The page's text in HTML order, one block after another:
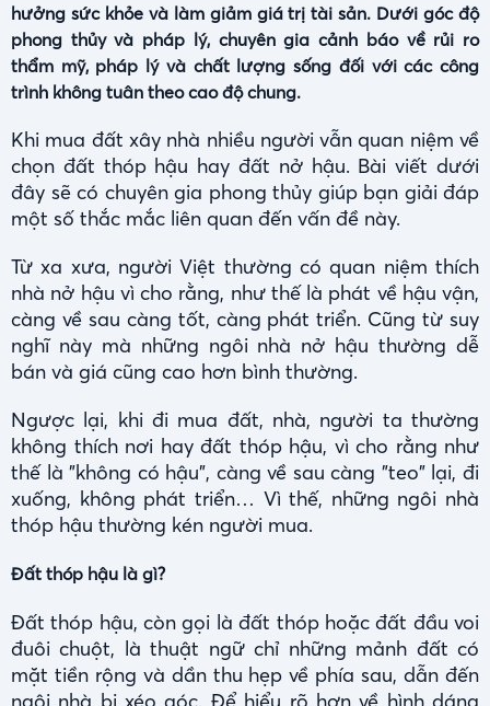
hưởng sức khỏe và làm giảm giá trị tài sản. Dưới góc độ
phong thủy và pháp lý, chuyên gia cảnh báo về rủi ro
thẩm mỹ, pháp lý và chất lượng sống đối với các công
trình không tuân theo cao độ chung.
Khi mua đất xây nhà nhiều người vẫn quan niệm về
chọn đất thóp hậu hay đất nở hậu. Bài viết dưới
đây sẽ có chuyên gia phong thủy giúp bạn giải đáp
một số thắc mắc liên quan đến vấn đề này.
Từ xa xưa, người Việt thường có quan niệm thích
nhà nở hậu vì cho rằng, như thế là phát về hậu vận,
càng về sau càng tốt, càng phát triển. Cũng từ suy
nghĩ này mà những ngôi nhà nở hậu thường dễ
bán và giá cũng cao hơn bình thường.
‎Ngược lại, khi đi mua đất, nhà, người ta thường
không thích nơi hay đất thóp hậu, vì cho rằng như
thế là "không có hậu", càng về sau càng "teo" lại, đi
xuống, không phát triển… Vì thế, những ngôi nhà
thóp hậu thường kén người mua.
Đất thóp hậu là gì?
Đất thóp hậu, còn gọi là đất thóp hoặc đất đầu voi
đuôi chuột, là thuật ngữ chỉ những mảnh đất có
mặt tiền rộng và dần thu hẹp về phía sau, dẫn đến
ngôi nhà bị xéo góc. Để hiểu rõ hơn về hình dáng